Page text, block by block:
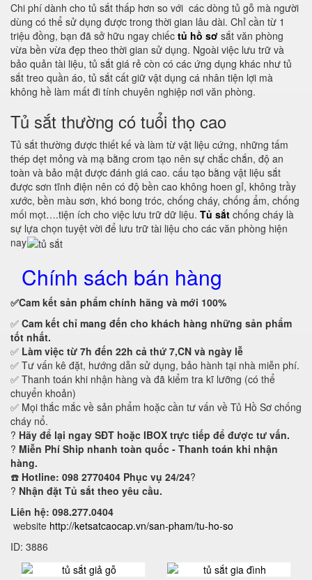
Chi phí dành cho tủ sắt thấp hơn so với các dòng tủ gỗ mà người
dùng có thể sử dụng được trong thời gian lâu dài. Chỉ cần từ 1
triệu đồng, bạn đã sở hữu ngay chiếc tủ hồ sơ sắt văn phòng
vừa bền vừa đẹp theo thời gian sử dụng. Ngoài việc lưu trữ và
bảo quản tài liệu, tủ sắt giá rẻ còn có các ứng dụng khác như tủ
sắt treo quần áo, tủ sắt cất giữ vật dụng cá nhân tiện lợi mà
không hề làm mất đi tính chuyên nghiệp nơi văn phòng.
Tủ sắt thường có tuổi thọ cao
Tủ sắt thường được thiết kế và làm từ vật liệu cứng, những tấm
thép dẹt mỏng và mạ bằng crom tạo nên sự chắc chắn, độ an
toàn và bảo mật được đánh giá cao. cấu tạo bằng vật liệu sắt
được sơn tĩnh điện nên có độ bền cao không hoen gỉ, không trầy
xước, bền màu sơn, khó bong tróc, chống cháy, chống ẩm, chống
mối mọt….tiện ích cho việc lưu trữ dữ liệu. Tủ sắt chống cháy là
sự lựa chọn tuyệt vời để lưu trữ tài liệu cho các văn phòng hiện
nay
Chính sách bán hàng
✅Cam kết sản phẩm chính hãng và mới 100%
✅ Cam kết chỉ mang đến cho khách hàng những sản phẩm
tốt nhất.
✅ Làm việc từ 7h đến 22h cả thứ 7,CN và ngày lễ
✅ Tư vấn kê đặt, hướng dẫn sử dụng, bảo hành tại nhà miễn phí.
✅ Thanh toán khi nhận hàng và đã kiểm tra kĩ lưỡng (có thể
chuyển khoản)
✅ Mọi thắc mắc về sản phẩm hoặc cần tư vấn về Tủ Hồ Sơ chống
cháy nổ.
? Hãy để lại ngay SĐT hoặc IBOX trực tiếp để được tư vấn.
? Miễn Phí Ship nhanh toàn quốc - Thanh toán khi nhận
hàng.
☎️ Hotline: 098 2770404 Phục vụ 24/24?
? Nhận đặt Tủ sắt theo yêu cầu.
Liên hệ: 098.277.0404
website http://ketsatcaocap.vn/san-pham/tu-ho-so
ID: 3886